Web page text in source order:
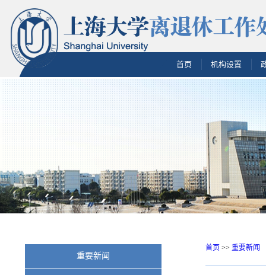
首页 机构设置
重要新闻
首页 >> 重要新闻